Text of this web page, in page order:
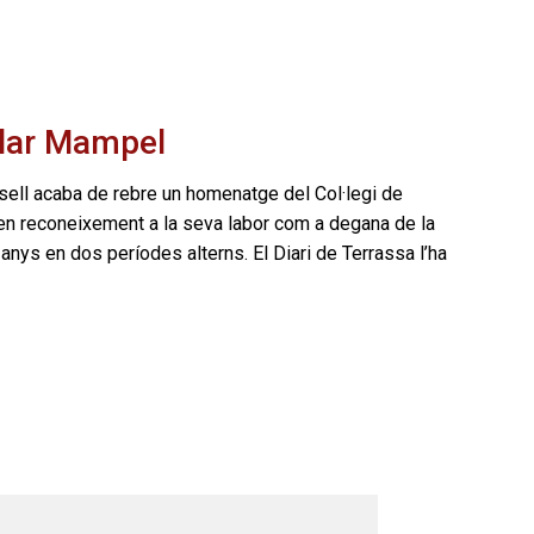
Mampel
acaba de rebre un homenatge del Col·legi de
reconeixement a la seva labor com a degana de la
en dos períodes alterns. El Diari de Terrassa l’ha